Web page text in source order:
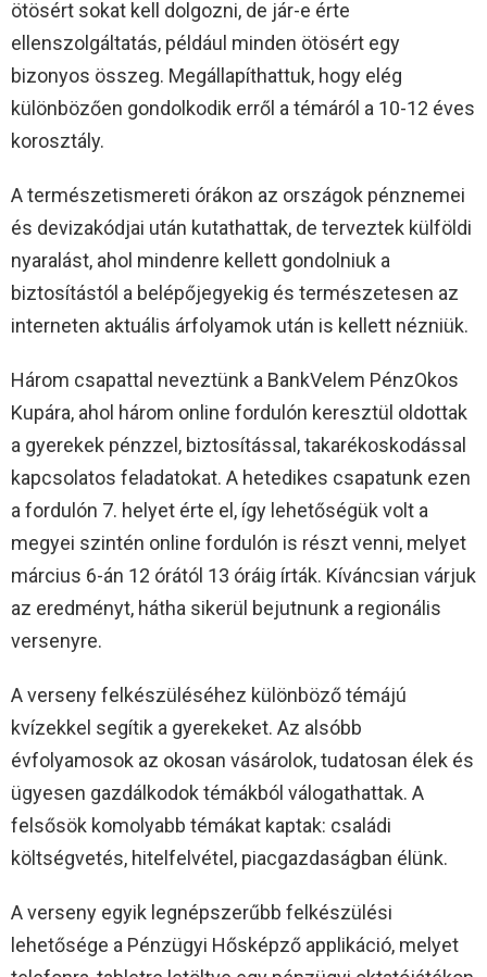
ötösért sokat kell dolgozni, de jár-e érte
ellenszolgáltatás, például minden ötösért egy
bizonyos összeg. Megállapíthattuk, hogy elég
különbözően gondolkodik erről a témáról a 10-12 éves
korosztály.
A természetismereti órákon az országok pénznemei
és devizakódjai után kutathattak, de terveztek külföldi
nyaralást, ahol mindenre kellett gondolniuk a
biztosítástól a belépőjegyekig és természetesen az
interneten aktuális árfolyamok után is kellett nézniük.
Három csapattal neveztünk a BankVelem PénzOkos
Kupára, ahol három online fordulón keresztül oldottak
a gyerekek pénzzel, biztosítással, takarékoskodással
kapcsolatos feladatokat. A hetedikes csapatunk ezen
a fordulón 7. helyet érte el, így lehetőségük volt a
megyei szintén online fordulón is részt venni, melyet
március 6-án 12 órától 13 óráig írták. Kíváncsian várjuk
az eredményt, hátha sikerül bejutnunk a regionális
versenyre.
A verseny felkészüléséhez különböző témájú
kvízekkel segítik a gyerekeket. Az alsóbb
évfolyamosok az okosan vásárolok, tudatosan élek és
ügyesen gazdálkodok témákból válogathattak. A
felsősök komolyabb témákat kaptak: családi
költségvetés, hitelfelvétel, piacgazdaságban élünk.
A verseny egyik legnépszerűbb felkészülési
lehetősége a Pénzügyi Hősképző applikáció, melyet